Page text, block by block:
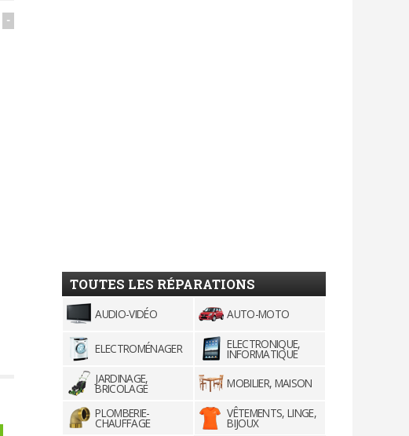
-
TOUTES LES RÉPARATIONS
AUDIO-VIDÉO AUTO-MOTO
ELECTROMÉNAGER ELECTRONIQUE,
INFORMATIQUE
JARDINAGE,
BRICOLAGE
MOBILIER, MAISON
PLOMBERIE-
CHAUFFAGE
VÊTEMENTS, LINGE,
BIJOUX